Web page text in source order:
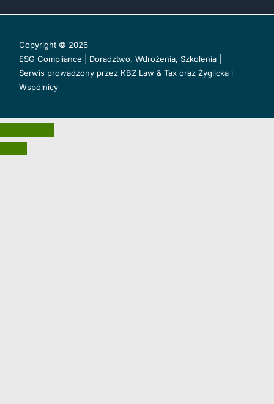
Copyright © 2026
ESG Compliance | Doradztwo, Wdrożenia, Szkolenia |
Serwis prowadzony przez KBZ Law & Tax oraz Żyglicka i
Wspólnicy